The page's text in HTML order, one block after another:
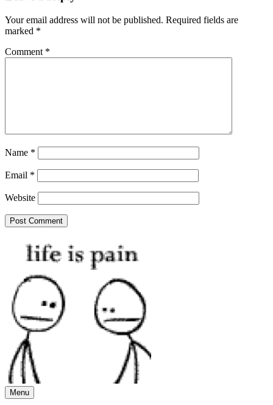
Your email address will not be published. Required fields are
marked *
Comment *
Name *
Email *
Website
Menu